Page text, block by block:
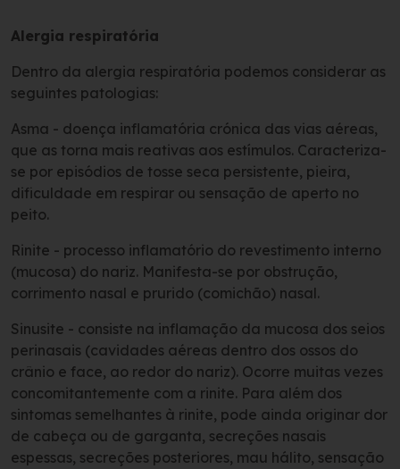
Alergia respiratória
Dentro da alergia respiratória podemos considerar as
seguintes patologias:
Asma - doença inflamatória crónica das vias aéreas,
que as torna mais reativas aos estímulos. Caracteriza-
se por episódios de tosse seca persistente, pieira,
dificuldade em respirar ou sensação de aperto no
peito.
Rinite - processo inflamatório do revestimento interno
(mucosa) do nariz. Manifesta-se por obstrução,
corrimento nasal e prurido (comichão) nasal.
Sinusite - consiste na inflamação da mucosa dos seios
perinasais (cavidades aéreas dentro dos ossos do
crânio e face, ao redor do nariz). Ocorre muitas vezes
concomitantemente com a rinite. Para além dos
sintomas semelhantes à rinite, pode ainda originar dor
de cabeça ou de garganta, secreções nasais
espessas, secreções posteriores, mau hálito, sensação